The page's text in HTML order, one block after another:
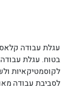
עגלת עבודה
בטוח. עגלת
לקוסמטיקאיות
לסביבת עבודה